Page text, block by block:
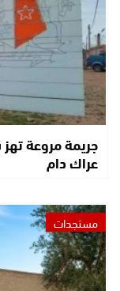
جريمة مروعة
عراك دام
مستجدات